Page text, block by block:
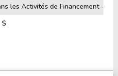
les Activités de Financement - $
$